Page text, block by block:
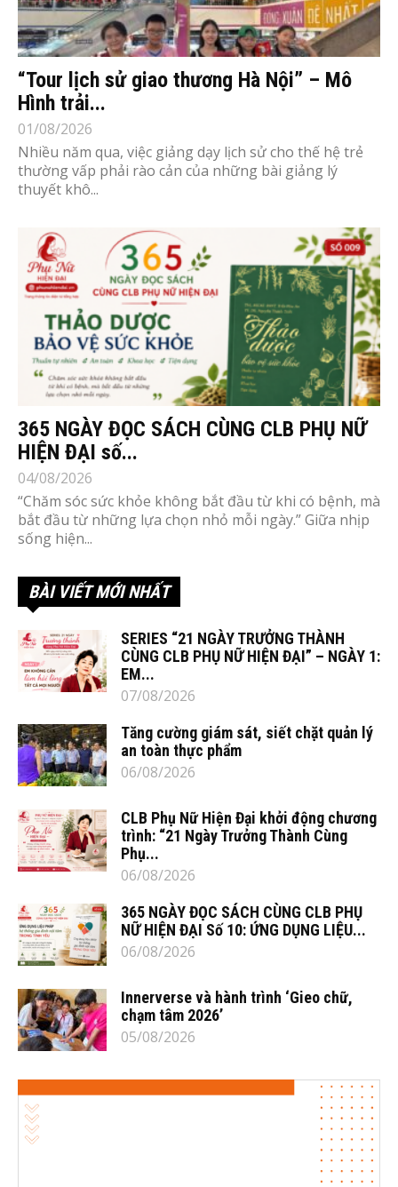
“Tour lịch sử giao thương Hà Nội” – Mô
Hình trải...
01/08/2026
Nhiều năm qua, việc giảng dạy lịch sử cho thế hệ trẻ
thường vấp phải rào cản của những bài giảng lý
thuyết khô...
365 NGÀY ĐỌC SÁCH CÙNG CLB PHỤ NỮ
HIỆN ĐẠI số...
04/08/2026
“Chăm sóc sức khỏe không bắt đầu từ khi có bệnh, mà
bắt đầu từ những lựa chọn nhỏ mỗi ngày.” Giữa nhịp
sống hiện...
BÀI VIẾT MỚI NHẤT
SERIES “21 NGÀY TRƯỞNG THÀNH
CÙNG CLB PHỤ NỮ HIỆN ĐẠI” – NGÀY 1:
EM...
07/08/2026
Tăng cường giám sát, siết chặt quản lý
an toàn thực phẩm
06/08/2026
CLB Phụ Nữ Hiện Đại khởi động chương
trình: “21 Ngày Trưởng Thành Cùng
Phụ...
06/08/2026
365 NGÀY ĐỌC SÁCH CÙNG CLB PHỤ
NỮ HIỆN ĐẠI Số 10: ỨNG DỤNG LIỆU...
06/08/2026
Innerverse và hành trình ‘Gieo chữ,
chạm tâm 2026’
05/08/2026